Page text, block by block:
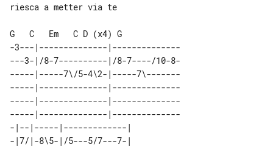
riesca a metter via te
-3---|--------------|--------------
---3-|/8-7----------|/8-7----/10-8-
-----|-----7\/5-4\2-|-----7\-------
-----|--------------|--------------
-----|--------------|--------------
-----|--------------|--------------
-|--|-----|-------------|
-|7/|-8\5-|/5---5/7---7-|